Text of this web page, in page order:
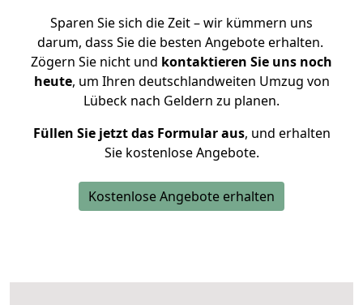
Sparen Sie sich die Zeit – wir kümmern uns
darum, dass Sie die besten Angebote erhalten.
Zögern Sie nicht und kontaktieren Sie uns noch
heute, um Ihren deutschlandweiten Umzug von
Lübeck nach Geldern zu planen.
Füllen Sie jetzt das Formular aus, und erhalten
Sie kostenlose Angebote.
Kostenlose Angebote erhalten